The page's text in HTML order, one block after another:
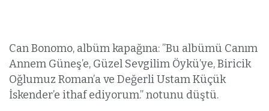
Can Bonomo, albüm kapağına: ”Bu albümü Canım
Annem Güneş’e, Güzel Sevgilim Öykü’ye, Biricik
Oğlumuz Roman’a ve Değerli Ustam Küçük
İskender’e ithaf ediyorum.” notunu düştü.